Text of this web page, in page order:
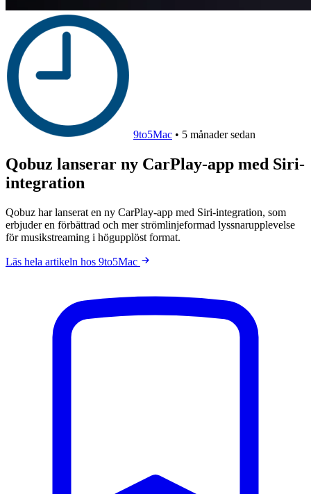
9to5Mac • 5 månader sedan
Qobuz lanserar ny CarPlay-app med Siri-
integration
Qobuz har lanserat en ny CarPlay-app med Siri-integration, som
erbjuder en förbättrad och mer strömlinjeformad lyssnarupplevelse
för musikstreaming i högupplöst format.
Läs hela artikeln hos 9to5Mac